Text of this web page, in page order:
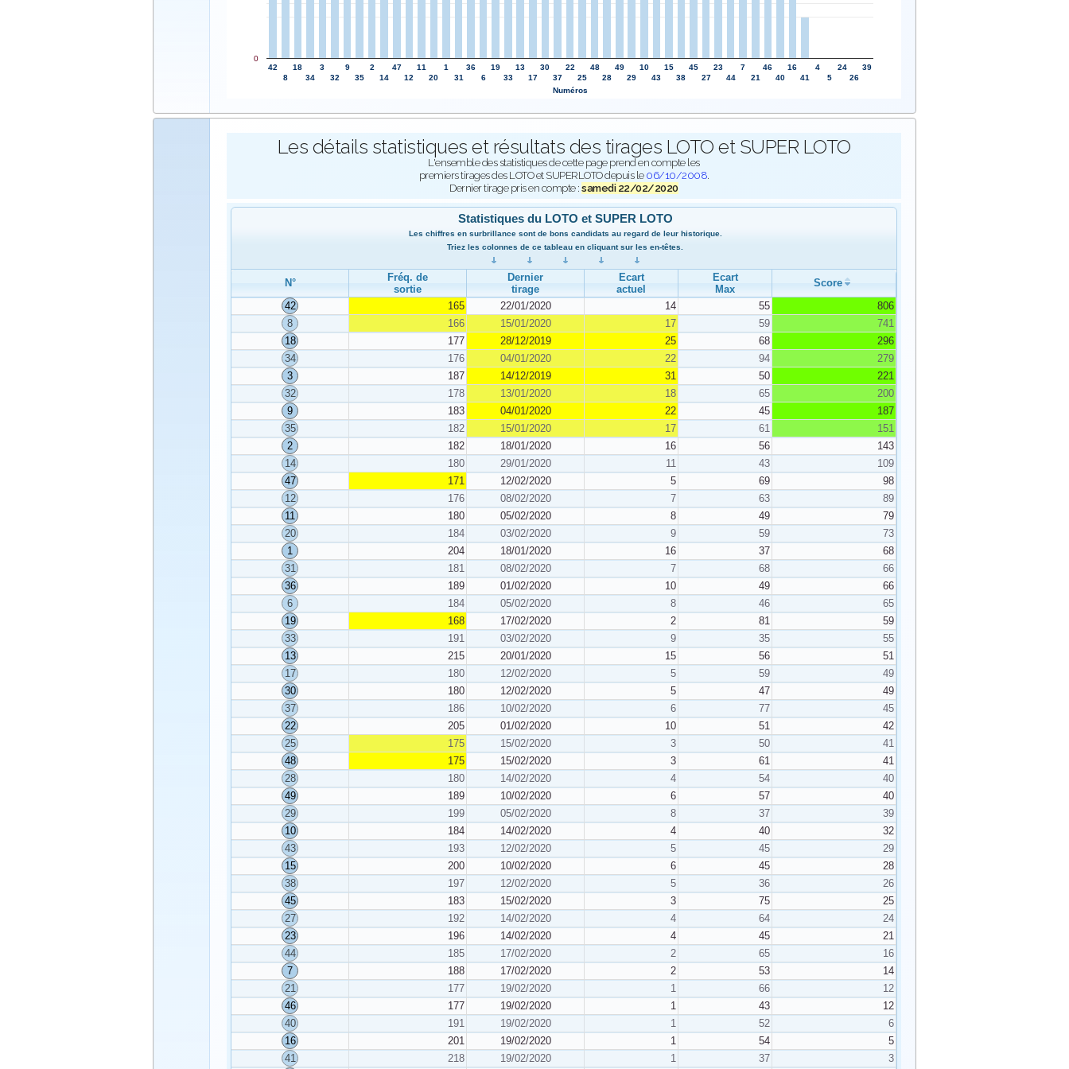
42
8
18
34
3
32
9
35
2
14
47
12
11
20
1
31
36
6
19
33
13
17
30
37
22
25
48
28
49
29
10
43
15
38
45
27
23
44
7
21
46
40
16
41
4
5
24
26
39
0
Numéros
Les détails statistiques et résultats des tirages LOTO et SUPER LOTO
L'ensemble des statistiques de cette page prend en compte les
premiers tirages des LOTO et SUPERLOTO depuis le 06/10/2008.
Dernier tirage pris en compte :samedi 22/02/2020
Statistiques du LOTO et SUPER LOTO
Les chiffres en surbrillance sont de bons candidats au regard de leur historique.
Triez les colonnes de ce tableau en cliquant sur les en-têtes.
N°
Fréq. de
sortie
Dernier
tirage
Ecart
actuel
Ecart
Max
Score
42
165 22/01/2020 14 55
806
8
166 15/01/2020 17 59
741
18
177 28/12/2019 25 68
296
34
176 04/01/2020 22 94
279
3
187 14/12/2019 31 50
221
32
178 13/01/2020 18 65
200
9
183 04/01/2020 22 45
187
35
182 15/01/2020 17 61
151
2
182 18/01/2020 16 56
143
14
180 29/01/2020 11 43
109
47
171 12/02/2020 5 69
98
12
176 08/02/2020 7 63
89
11
180 05/02/2020 8 49
79
20
184 03/02/2020 9 59
73
1
204 18/01/2020 16 37
68
31
181 08/02/2020 7 68
66
36
189 01/02/2020 10 49
66
6
184 05/02/2020 8 46
65
19
168 17/02/2020 2 81
59
33
191 03/02/2020 9 35
55
13
215 20/01/2020 15 56
51
17
180 12/02/2020 5 59
49
30
180 12/02/2020 5 47
49
37
186 10/02/2020 6 77
45
22
205 01/02/2020 10 51
42
25
175 15/02/2020 3 50
41
48
175 15/02/2020 3 61
41
28
180 14/02/2020 4 54
40
49
189 10/02/2020 6 57
40
29
199 05/02/2020 8 37
39
10
184 14/02/2020 4 40
32
43
193 12/02/2020 5 45
29
15
200 10/02/2020 6 45
28
38
197 12/02/2020 5 36
26
45
183 15/02/2020 3 75
25
27
192 14/02/2020 4 64
24
23
196 14/02/2020 4 45
21
44
185 17/02/2020 2 65
16
7
188 17/02/2020 2 53
14
21
177 19/02/2020 1 66
12
46
177 19/02/2020 1 43
12
40
191 19/02/2020 1 52
6
16
201 19/02/2020 1 54
5
41
218 19/02/2020 1 37 3